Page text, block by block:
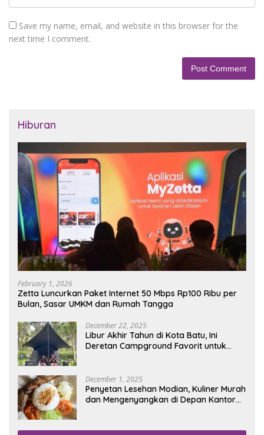
Save my name, email, and website in this browser for the
next time I comment.
Hiburan
February 1, 2026
Zetta Luncurkan Paket Internet 50 Mbps Rp100 Ribu per
Bulan, Sasar UMKM dan Rumah Tangga
December 22, 2025
Libur Akhir Tahun di Kota Batu, Ini
Deretan Campground Favorit untuk
December 1, 2025
Penyetan Lesehan Modian, Kuliner Murah
dan Mengenyangkan di Depan Kantor